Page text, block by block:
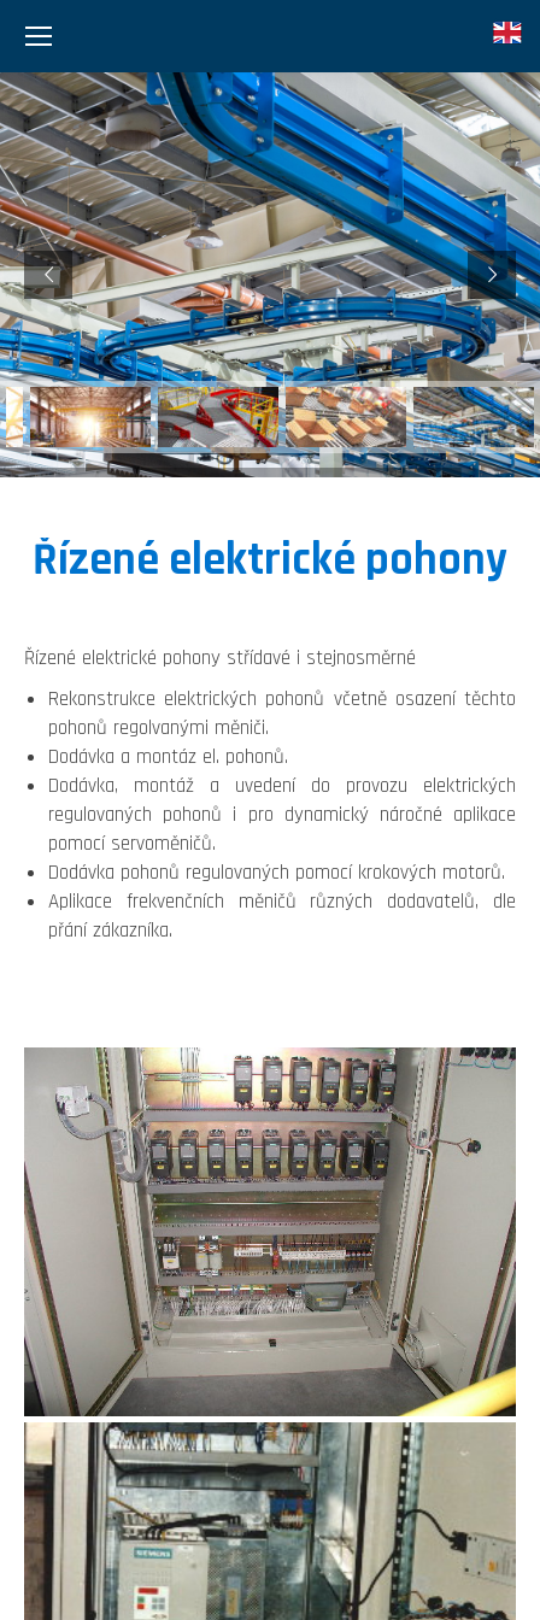
Řízené elektrické pohony
Řízené elektrické pohony střídavé i stejnosměrné
Rekonstrukce elektrických pohonů včetně osazení těchto
pohonů regolvanými měniči.
Dodávka a montáz el. pohonů.
Dodávka, montáž a uvedení do provozu elektrických
regulovaných pohonů i pro dynamický náročné aplikace
pomocí servoměničů.
Dodávka pohonů regulovaných pomocí krokových motorů.
Aplikace frekvenčních měničů různých dodavatelů, dle
přání zákazníka.